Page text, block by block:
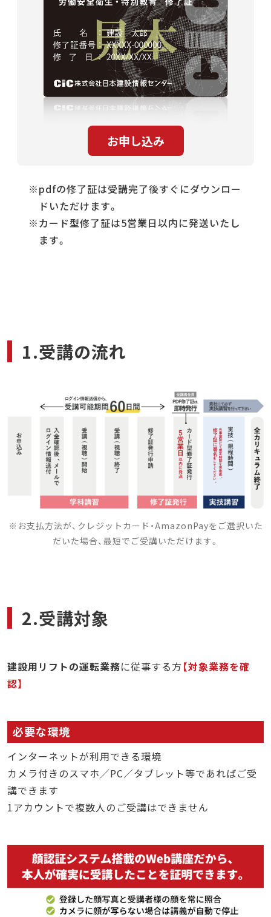
pdfの修了証は受講完了後すぐにダウンロー
ドいただけます。
カード型修了証は5営業日以内に発送いたし
ます。
1.受講の流れ
※お支払方法が、クレジットカード・AmazonPayをご選択いた
だいた場合、最短でご受講いただけます。
2.受講対象
建設用リフトの運転業務に従事する方 対象業務を確
認
必要な環境
インターネットが利用できる環境
カメラ付きのスマホ／PC／タブレット等であればご受
講できます
1アカウントで複数人のご受講はできません